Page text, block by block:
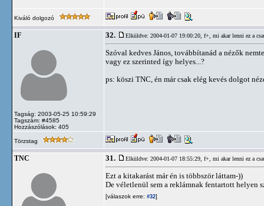
Kiváló dolgozó
IF
Tagság: 2003-05-25 10:59:29
Tagszám: #4585
Hozzászólások: 405
32. Elküldve: 2004-01-07 19:00:20, f+, mi akar lenni ez a
Szóval kedves János, továbbítanád a nézők
vagy ez szerinted így helyes...?
ps: köszi TNC, én már csak elég kevés dolgot
Törzstag
TNC 31. Elküldve: 2004-01-07 18:55:29, f+, mi akar lenni ez a
Ezt a kitakarást már én is többször láttam-))
De véletlenül sem a reklámnak fentartott helyen
[válaszok erre: #32]